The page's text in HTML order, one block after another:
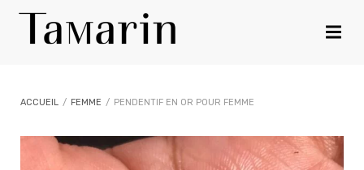
ACCUEIL / FEMME / PENDENTIF EN OR POUR FEMME